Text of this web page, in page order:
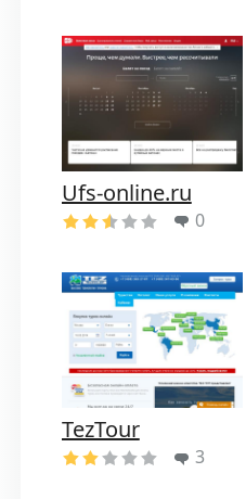
Ufs-online.ru
0
TezTour
3